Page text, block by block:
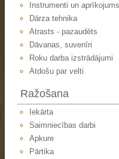
Instrumenti un aprīkojums
Dārza tehnika
Atrasts - pazaudēts
Dāvanas, suvenīri
Roku darba izstrādājumi
Atdošu par velti
Ražošana
Iekārta
Saimniecības darbi
Apkure
Pārtika